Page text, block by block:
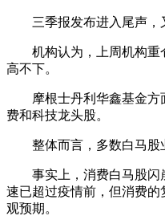
三季报发布进入尾声，又
机构认为，上周机构重仓
高不下。
摩根士丹利华鑫基金方面
费和科技龙头股。
整体而言，多数白马股业
事实上，消费白马股闪崩
速已超过疫情前，但消费的
观预期。